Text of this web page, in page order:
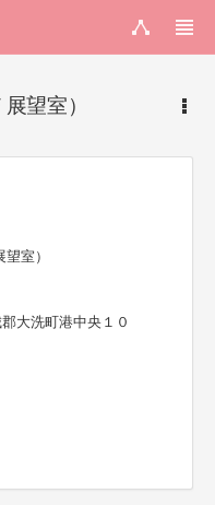
望室）
室）
大洗町港中央１０